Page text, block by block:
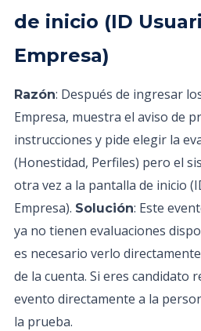
de inicio (ID
Empresa)
Razón: Después de ingresar
Empresa, muestra el aviso de
instrucciones y pide elegir la
(Honestidad, Perfiles) pero el
otra vez a la pantalla de inicio
Empresa). Solución: Este
ya no tienen evaluaciones
es necesario verlo
de la cuenta. Si eres candidato
evento directamente a la
la prueba.